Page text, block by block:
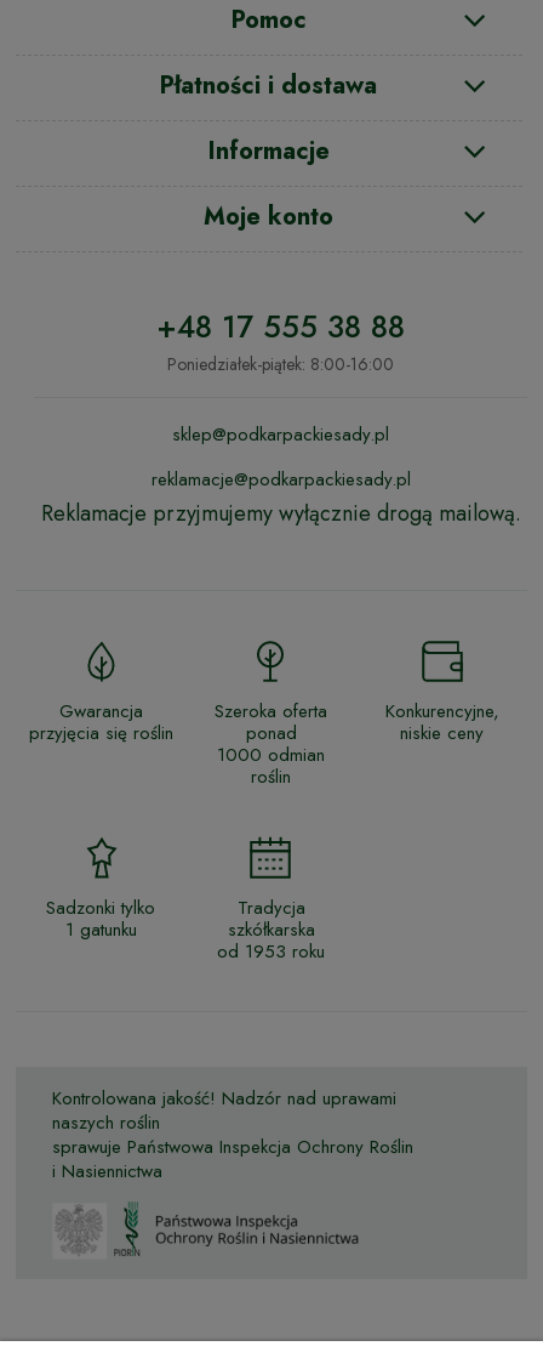
Pomoc
Płatności i dostawa
Informacje
Moje konto
+48 17 555 38 88
Poniedziałek-piątek: 8:00-16:00
sklep@podkarpackiesady.pl
reklamacje@podkarpackiesady.pl
Reklamacje przyjmujemy wyłącznie drogą mailową.
Gwarancja
przyjęcia się roślin
Szeroka oferta
ponad
1000 odmian
roślin
Konkurencyjne,
niskie ceny
Sadzonki tylko
1 gatunku
Tradycja
szkółkarska
od 1953 roku
Kontrolowana jakość! Nadzór nad uprawami
naszych roślin
sprawuje Państwowa Inspekcja Ochrony Roślin
i Nasiennictwa